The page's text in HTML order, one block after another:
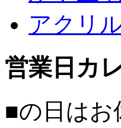
アクリ
営業日カ
■の日はお